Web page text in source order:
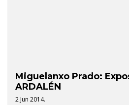
Miguelanxo Prado:
ARDALÉN
2 Jun 2014.